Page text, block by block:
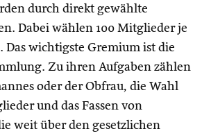
durch direkt gewählte
Dabei wählen 100 Mitglieder je
Das wichtigste Gremium ist die
Zu ihren Aufgaben zählen
oder der Obfrau, die Wahl
und das Fassen von
weit über den gesetzlichen